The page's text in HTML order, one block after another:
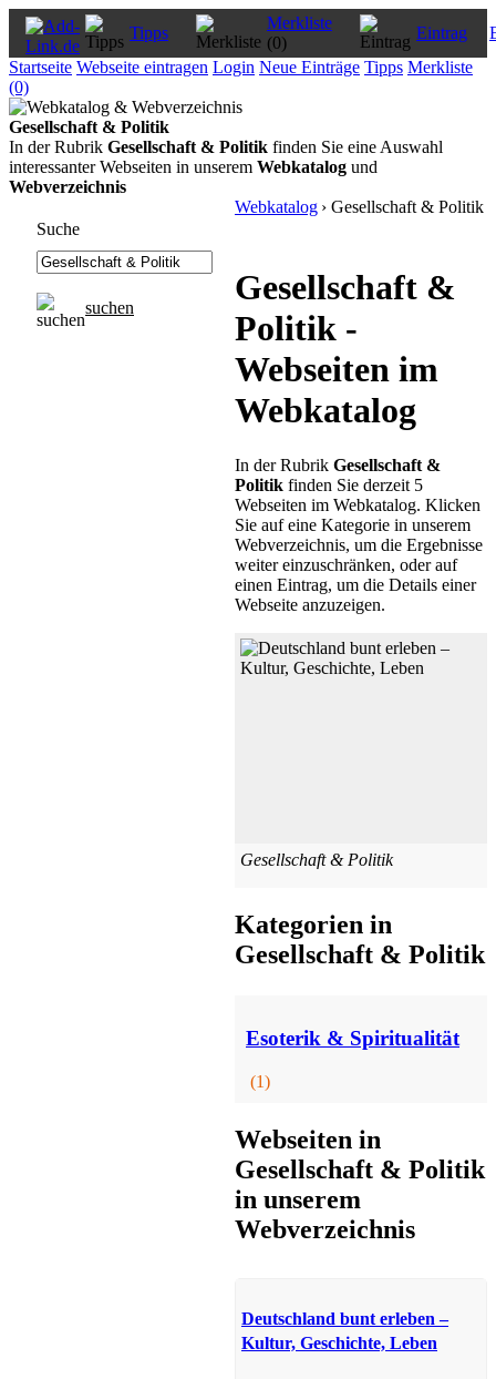
Tipps
Merkliste
(0)
Eintrag
Startseite Webseite eintragen Login Neue Einträge Tipps Merkliste
(0)
Gesellschaft & Politik
In der Rubrik Gesellschaft & Politik finden Sie eine Auswahl
interessanter Webseiten in unserem Webkatalog und
Webverzeichnis
Suche
suchen
Webkatalog › Gesellschaft & Politik
Gesellschaft &
Politik -
Webseiten im
Webkatalog
In der Rubrik Gesellschaft &
Politik finden Sie derzeit 5
Webseiten im Webkatalog. Klicken
Sie auf eine Kategorie in unserem
Webverzeichnis, um die Ergebnisse
weiter einzuschränken, oder auf
einen Eintrag, um die Details einer
Webseite anzuzeigen.
Gesellschaft & Politik
Kategorien in
Gesellschaft & Politik
Esoterik & Spiritualität
(1)
Webseiten in
Gesellschaft & Politik
in unserem
Webverzeichnis
Deutschland bunt erleben –
Kultur, Geschichte, Leben